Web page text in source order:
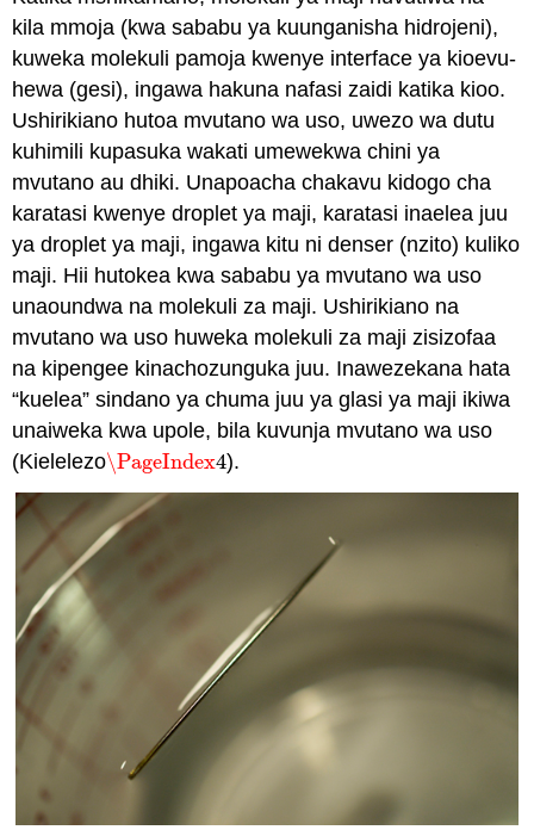
kila mmoja (kwa sababu ya kuunganisha hidrojeni),
kuweka molekuli pamoja kwenye interface ya kioevu-
hewa (gesi), ingawa hakuna nafasi zaidi katika kioo.
Ushirikiano hutoa mvutano wa uso, uwezo wa dutu
kuhimili kupasuka wakati umewekwa chini ya
mvutano au dhiki. Unapoacha chakavu kidogo cha
karatasi kwenye droplet ya maji, karatasi inaelea juu
ya droplet ya maji, ingawa kitu ni denser (nzito) kuliko
maji. Hii hutokea kwa sababu ya mvutano wa uso
unaoundwa na molekuli za maji. Ushirikiano na
mvutano wa uso huweka molekuli za maji zisizofaa
na kipengee kinachozunguka juu. Inawezekana hata
“kuelea” sindano ya chuma juu ya glasi ya maji ikiwa
unaiweka kwa upole, bila kuvunja mvutano wa uso
(Kielelezo\PageIndex4
\PageIndex4).